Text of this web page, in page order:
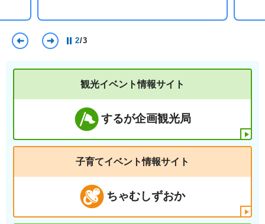
前のスライドを表示
2/3
観光イベント情報サイト
するが企画観光局
子育てイベント情報サイト
ちゃむしずおか